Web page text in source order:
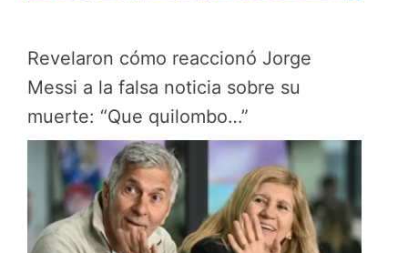
Revelaron cómo reaccionó Jorge
Messi a la falsa noticia sobre su
muerte: “Que quilombo…”